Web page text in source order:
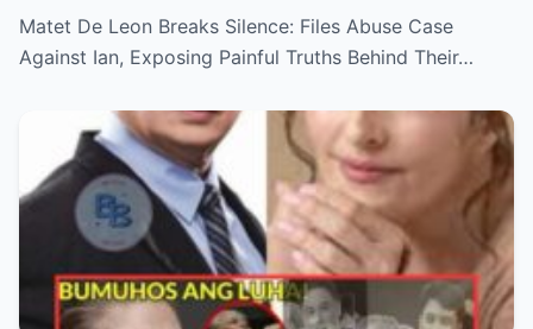
National Outrage Over Family Secrets and
Long-Buried Conflicts
Matet De Leon Breaks Silence: Files Abuse Case
Against Ian, Exposing Painful Truths Behind Their…